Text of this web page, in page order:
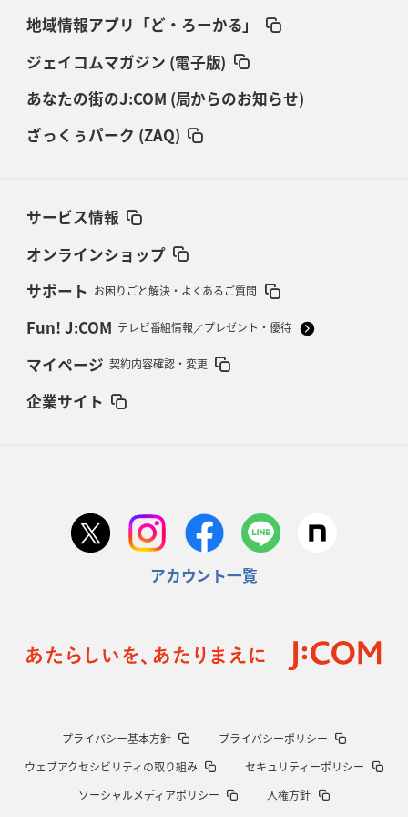
地域情報アプリ「ど・ろーかる」
ジェイコムマガジン (電子版)
あなたの街のJ:COM (局からのお知らせ)
ざっくぅパーク (ZAQ)
サービス情報
オンラインショップ
サポート お困りごと解決・よくあるご質問
Fun! J:COM テレビ番組情報／プレゼント・優待
マイページ 契約内容確認・変更
企業サイト
アカウント一覧
プライバシー基本方針
プライバシーポリシー
ウェブアクセシビリティの取り組み
セキュリティーポリシー
ソーシャルメディアポリシー
人権方針